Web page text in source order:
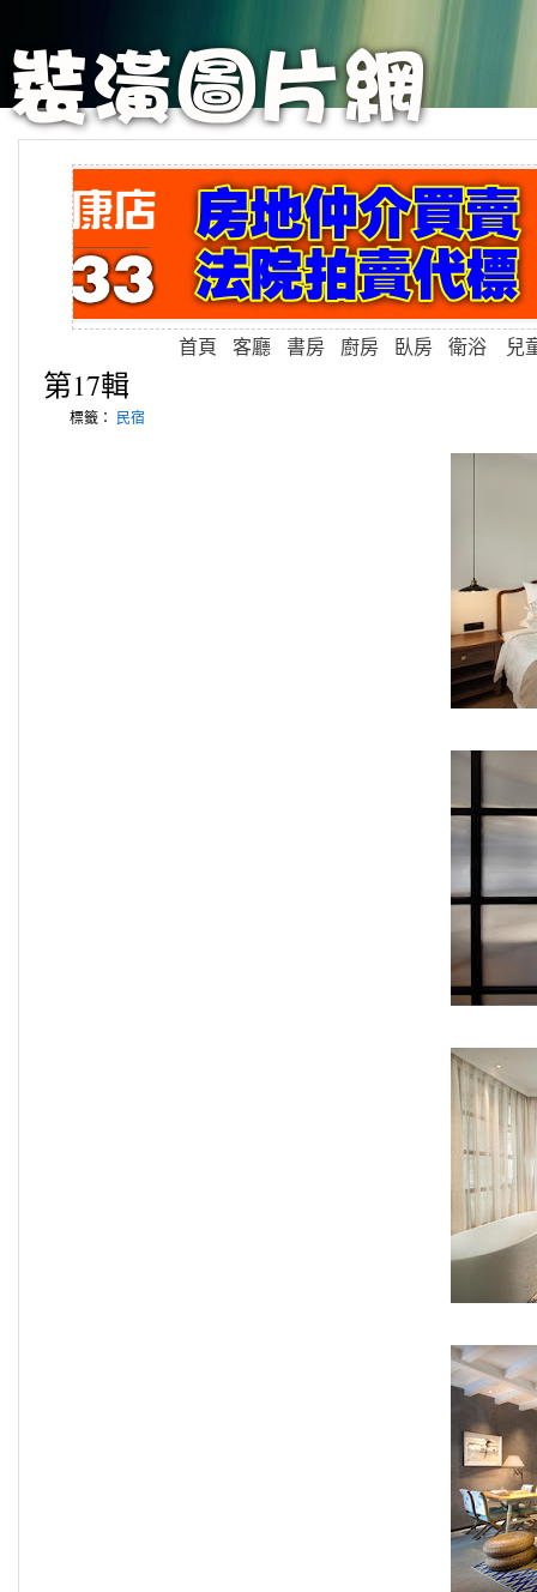
首頁 客廳 書房 廚房 臥房 衛浴 兒
第17輯
標籤： 民宿